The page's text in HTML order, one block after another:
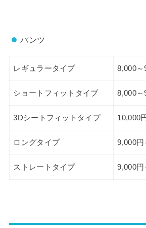
パンツ
レギュラータイプ 8,000～
ショートフィットタイプ 8,000～
3Dシートフィットタイプ 10,000
ロングタイプ 9,000円
ストレートタイプ 9,000円